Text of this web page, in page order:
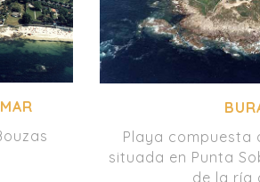
Playa compuesta
situada en Punta
de la ría